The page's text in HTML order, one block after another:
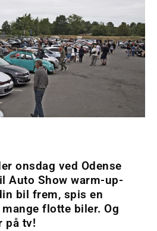
onsdag ved Odense
Auto Show warm-up-
bil frem, spis en
flotte biler. Og
på tv!